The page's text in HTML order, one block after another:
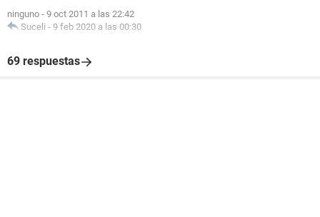
ninguno - 9 oct 2011 a las 22:42
Suceli - 9 feb 2020 a las 00:30
69 respuestas